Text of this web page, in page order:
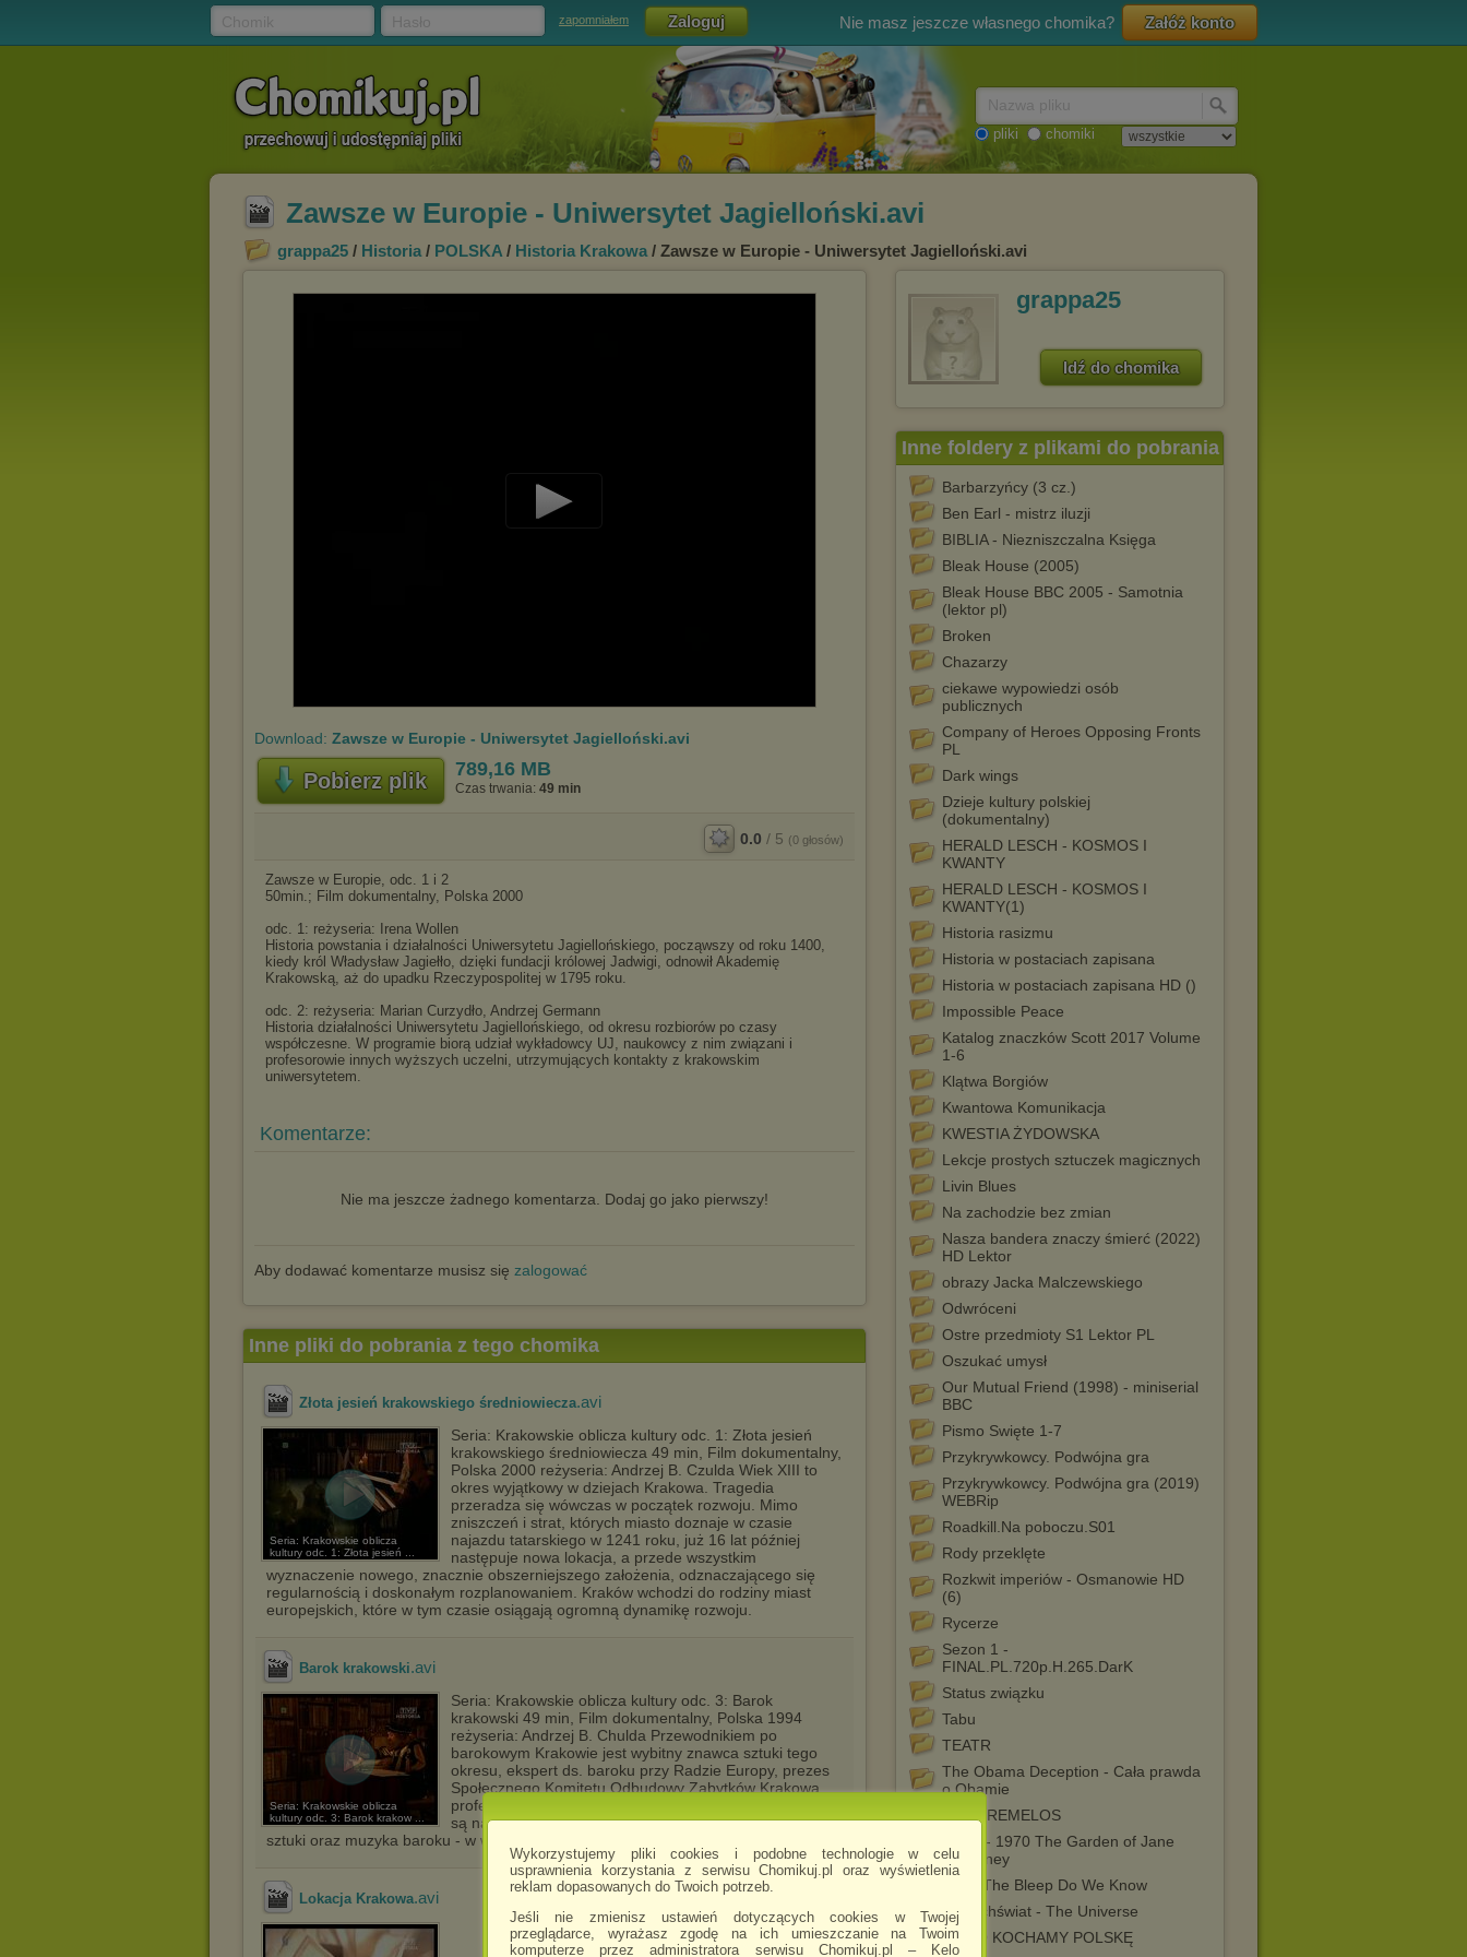
Wykorzystujemy pliki cookies i podobne technologie w celu
usprawnienia korzystania z serwisu Chomikuj.pl oraz wyświetlenia
reklam dopasowanych do Twoich potrzeb.
Jeśli nie zmienisz ustawień dotyczących cookies w Twojej
przeglądarce, wyrażasz zgodę na ich umieszczanie na Twoim
komputerze przez administratora serwisu Chomikuj.pl – Kelo
zapomniałem Nie masz jeszcze własnego chomika? Załóż konto
pliki chomiki
Zawsze w Europie - Uniwersytet Jagielloński.avi
grappa25 / Historia / POLSKA / Historia Krakowa / Zawsze w Europie - Uniwersytet Jagielloński.avi
Download: Zawsze w Europie - Uniwersytet Jagielloński.avi
Pobierz plik 789,16 MB
Czas trwania: 49 min
0.0 / 5 (0 głosów)
Zawsze w Europie, odc. 1 i 2
50min.; Film dokumentalny, Polska 2000
odc. 1: reżyseria: Irena Wollen
Historia powstania i działalności Uniwersytetu Jagiellońskiego, począwszy od roku 1400,
kiedy król Władysław Jagiełło, dzięki fundacji królowej Jadwigi, odnowił Akademię
Krakowską, aż do upadku Rzeczypospolitej w 1795 roku.
odc. 2: reżyseria: Marian Curzydło, Andrzej Germann
Historia działalności Uniwersytetu Jagiellońskiego, od okresu rozbiorów po czasy
współczesne. W programie biorą udział wykładowcy UJ, naukowcy z nim związani i
profesorowie innych wyższych uczelni, utrzymujących kontakty z krakowskim
uniwersytetem.
Komentarze:
Nie ma jeszcze żadnego komentarza. Dodaj go jako pierwszy!
Aby dodawać komentarze musisz się zalogować
grappa25
Idź do chomika
Inne foldery z plikami do pobrania
Barbarzyńcy (3 cz.)
Ben Earl - mistrz iluzji
BIBLIA - Niezniszczalna Księga
Bleak House (2005)
Bleak House BBC 2005 - Samotnia
(lektor pl)
Broken
Chazarzy
ciekawe wypowiedzi osób
publicznych
Company of Heroes Opposing Fronts
PL
Dark wings
Dzieje kultury polskiej
(dokumentalny)
HERALD LESCH - KOSMOS I
KWANTY
HERALD LESCH - KOSMOS I
KWANTY(1)
Historia rasizmu
Historia w postaciach zapisana
Historia w postaciach zapisana HD ()
Impossible Peace
Katalog znaczków Scott 2017 Volume
1-6
Klątwa Borgiów
Kwantowa Komunikacja
KWESTIA ŻYDOWSKA
Lekcje prostych sztuczek magicznych
Livin Blues
Na zachodzie bez zmian
Nasza bandera znaczy śmierć (2022)
HD Lektor
obrazy Jacka Malczewskiego
Odwróceni
Ostre przedmioty S1 Lektor PL
Oszukać umysł
Our Mutual Friend (1998) - miniserial
BBC
Pismo Swięte 1-7
Przykrywkowcy. Podwójna gra
Przykrywkowcy. Podwójna gra (2019)
WEBRip
Roadkill.Na poboczu.S01
Rody przeklęte
Rozkwit imperiów - Osmanowie HD
(6)
Rycerze
Sezon 1 -
FINAL.PL.720p.H.265.DarK
Status związku
Tabu
TEATR
The Obama Deception - Cała prawda
o Obamie
THE TREMELOS
Trees - 1970 The Garden of Jane
Delawney
What The Bleep Do We Know
Wszechświat - The Universe
ZA CO KOCHAMY POLSKĘ
Inne pliki do pobrania z tego chomika
Złota jesień krakowskiego średniowiecza.avi
Seria: Krakowskie oblicza
kultury odc. 1: Złota jesień ...
Seria: Krakowskie oblicza kultury odc. 1: Złota jesień
krakowskiego średniowiecza 49 min, Film dokumentalny,
Polska 2000 reżyseria: Andrzej B. Czulda Wiek XIII to
okres wyjątkowy w dziejach Krakowa. Tragedia
przeradza się wówczas w początek rozwoju. Mimo
zniszczeń i strat, których miasto doznaje w czasie
najazdu tatarskiego w 1241 roku, już 16 lat później
następuje nowa lokacja, a przede wszystkim
wyznaczenie nowego, znacznie obszerniejszego założenia, odznaczającego się
regularnością i doskonałym rozplanowaniem. Kraków wchodzi do rodziny miast
europejskich, które w tym czasie osiągają ogromną dynamikę rozwoju.
Barok krakowski.avi
Seria: Krakowskie oblicza
kultury odc. 3: Barok krakow ...
Seria: Krakowskie oblicza kultury odc. 3: Barok
krakowski 49 min, Film dokumentalny, Polska 1994
reżyseria: Andrzej B. Chulda Przewodnikiem po
barokowym Krakowie jest wybitny znawca sztuki tego
okresu, ekspert ds. baroku przy Radzie Europy, prezes
Społecznego Komitetu Odbudowy Zabytków Krakowa,
profesor Tadeusz Chrzanowski. Tłem do jego opowieści
są najwspanialsze zabytki krakowskiej architektury i
sztuki oraz muzyka baroku - w wykonaniu zespołu muzyki dawnej Fiori Musicali.
Lokacja Krakowa.avi